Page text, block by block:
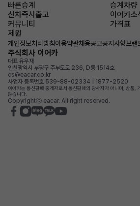
빠른승계
승계차량
신차즉시출고
이어카소
커뮤니티
가격표
제원
개인정보처리방침이용약관채용공고공지사항브랜
주식회사 이어카
대표 유우재
인천광역시 부평구 주부토로 236, D동 1514호
cs@eacar.co.kr
사업자 등록번호 539-88-02334 | 1877-2520
이어카는 통신판매 중개자로서 통신판매의 당사자가 아니며, 상품,
않습니다.
Copyrightⓒ eacar. All right reserved.